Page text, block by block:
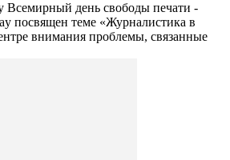
Всемирный день свободы печати -
посвящен теме «Журналистика в
внимания проблемы, связанные